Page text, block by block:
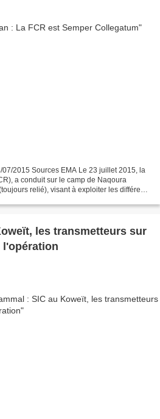
07/2015 Sources EMA Le 23 juillet 2015, la
a conduit sur le camp de Naqoura
relié), visant à exploiter les différents
les transmetteurs sur
l'opération